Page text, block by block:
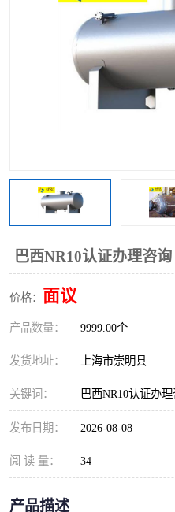
巴西NR10认证办理咨
价格： 面议
产品数量： 9999.00个
发货地址： 上海市崇明县
关键词： 巴西NR10认证办
发布日期： 2026-08-08
阅 读 量： 34
产品描述